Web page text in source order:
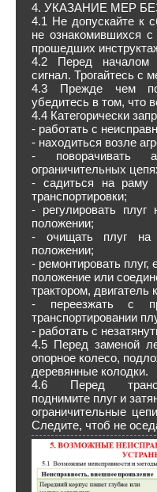
4. УКАЗАНИЕ МЕР
4.1 Не допускайте к
не ознакомившихся
прошедших
4.2 Перед началом
сигнал. Трогайтесь с
4.3 Прежде чем
убедитесь в том, что
4.4 Категорически
- работать с
- находиться возле
- поворачивать
ограничительных
- садиться на раму
транспортировки;
- регулировать
положении;
- очищать плуг на
положении;
- ремонтировать плуг,
положение или
трактором, двигатель
- переезжать с
транспортировании
- работать с
4.5 Перед заменой
опорное колесо,
деревянные колодки.
4.6 Перед
поднимите плуг и
ограничительные
Следите, чтоб не